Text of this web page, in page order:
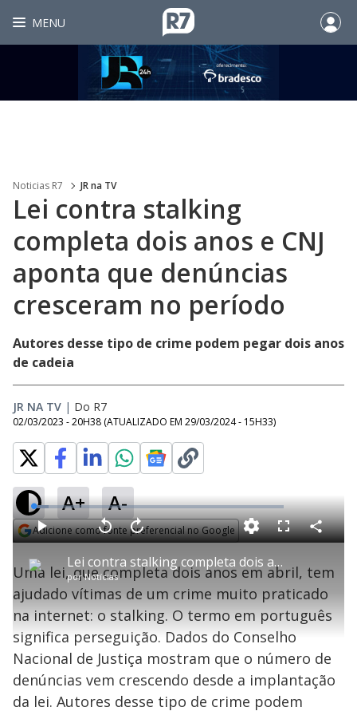
MENU
Noticias R7 JR na TV
Lei contra stalking
completa dois anos e CNJ
aponta que denúncias
cresceram no período
Autores desse tipo de crime podem pegar dois anos
de cadeia
JR NA TV | Do R7
02/03/2023 - 20H38 (ATUALIZADO EM 29/03/2024 - 15H33)
A+ A-
Adicione como fonte preferencial no Google
P
l
a
Lei contra stalking completa dois anos e CNJ aponta que denúncias cresceram no período
porNotícias
P V
t
a
r
0
n
d
s
A
n
ç
a
1
s
e
u
n
o
s
L
o
a
d
e
.
9
3
%
F
s
c
e
n
C
o
a
r
i
l
h
a
Uma lei, que completa dois anos em abril, tem
ajudado vítimas de um crime muito praticado
na internet: o stalking. O termo em português
significa perseguição. Dados do Conselho
Nacional de Justiça mostram que o número de
denúncias vem crescendo desde a implantação
da lei. Autores desse tipo de crime podem